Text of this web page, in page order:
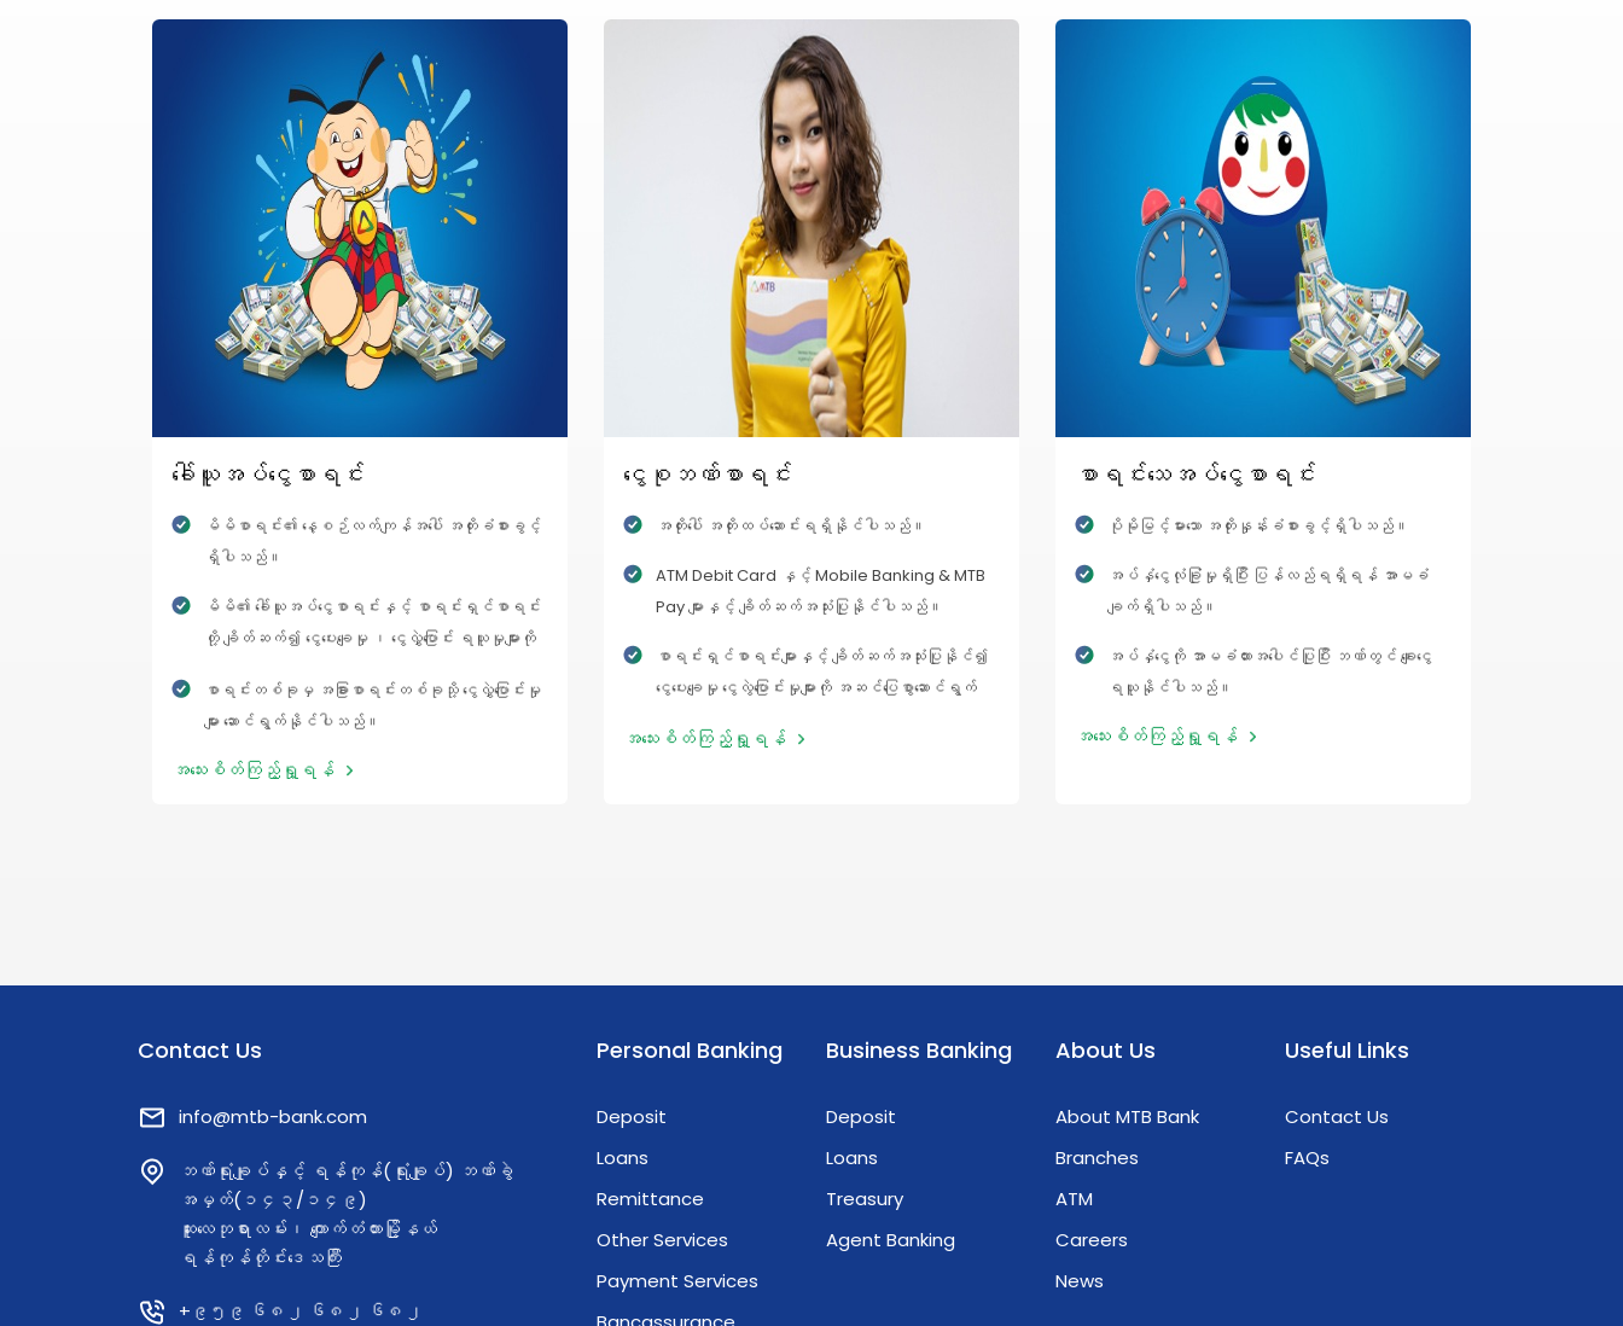
ခေါ်ယူအပ်ငွေစာရင်း
မိမိစာရင်း၏ နေ့စဉ်လက်ကျန်အပေါ် အတိုးခံစားခွင့်
ရှိပါသည်။
မိမိ၏ ခေါ်ယူအပ်ငွေစာရင်းနှင့် စာရင်းရှင်စာရင်း
တို့ ချိတ်ဆက်၍ ငွေပေးချေမှု ၊ ငွေလွှဲပြောင်း ရယူမှုများကို
စာရင်းတစ်ခုမှ အခြားစာရင်းတစ်ခုသို့ ငွေလွှဲပြောင်းမှု
များ ဆောင်ရွက်နိုင်ပါသည်။
အသေးစိတ်ကြည့်ရှု့ရန်
ငွေစုဘဏ်စာရင်း
အတိုးပေါ် အတိုးထပ်ဆောင်းရရှိနိုင်ပါသည်။
ATM Debit Card နှင့် Mobile Banking & MTB
Pay များနှင့် ချိတ်ဆက်အသုံးပြုနိုင်ပါသည်။
စာရင်းရှင်စာရင်းများနှင့် ချိတ်ဆက်အသုံးပြုနိုင်၍
ငွေပေးချေမှု ငွေလွဲပြောင်းမှုများကို အဆင်ပြေစွာဆောင်ရွက်
အသေးစိတ်ကြည့်ရှု့ရန်
စာရင်းသေအပ်ငွေစာရင်း
ပိုမိုမြင့်မားသော အတိုးနှုန်းခံစားခွင့်ရှိပါသည်။
အပ်နှံငွေလုံခြုံမှုရှိပြီး ပြန်လည်ရရှိရန် အာမခံ
ချက်ရှိပါသည်။
အပ်နှံငွေကို အာမခံထားအပေါင်ပြုပြီး ဘဏ်တွင် ချေးငွေ
ရယူနိုင်ပါသည်။
အသေးစိတ်ကြည့်ရှု့ရန်
Contact Us
info@mtb-bank.com
ဘဏ်ရုံးချုပ်နှင့် ရန်ကုန်(ရုံးချုပ်) ဘဏ်ခွဲ
အမှတ်(၁၄၃/၁၄၉)
ဆူးလေဘုရားလမ်း၊ ကျောက်တံတားမြို့နယ်
ရန်ကုန်တိုင်းဒေသကြီး
+၉၅၉ ၆၈၂ ၆၈၂ ၆၈၂
Personal Banking
Deposit
Loans
Remittance
Other Services
Payment Services
Business Banking
Deposit
Loans
Treasury
Agent Banking
About Us
About MTB Bank
Branches
ATM
Careers
News
Useful Links
Contact Us
FAQs